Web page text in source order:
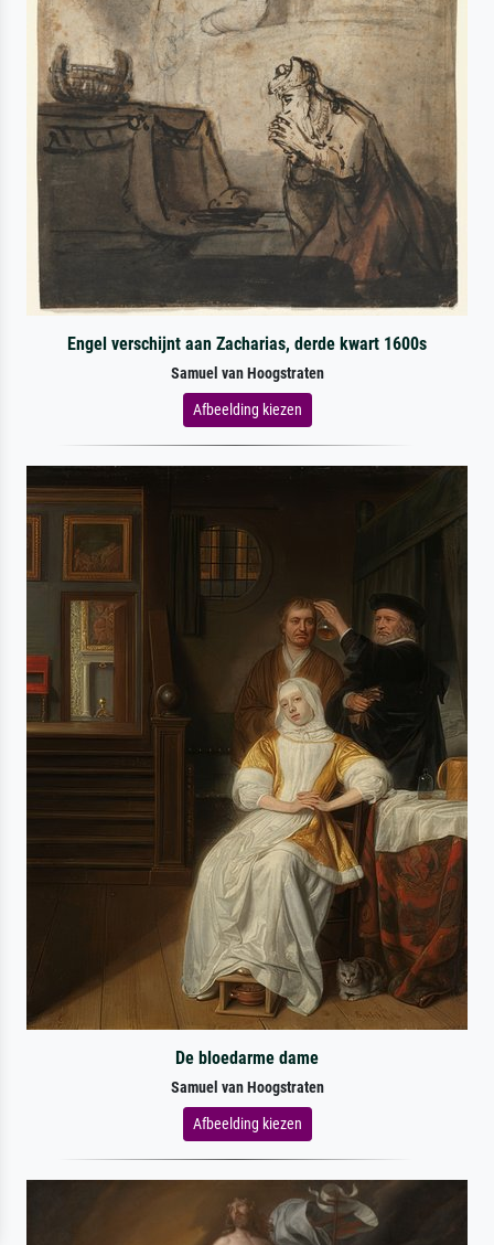
Engel verschijnt aan Zacharias, derde kwart 1600s
Samuel van Hoogstraten
Afbeelding kiezen
De bloedarme dame
Samuel van Hoogstraten
Afbeelding kiezen